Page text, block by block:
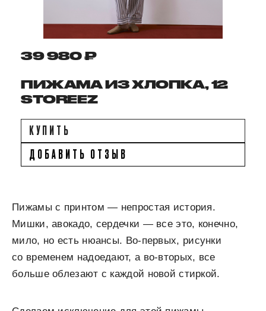
39 980 ₽
ПИЖАМА ИЗ ХЛОПКА, 12
STOREEZ
КУПИТЬ
ДОБАВИТЬ ОТЗЫВ
Пижамы с принтом — непростая история.
Мишки, авокадо, сердечки — все это, конечно,
мило, но есть нюансы. Во-первых, рисунки
со временем надоедают, а во-вторых, все
больше облезают с каждой новой стиркой.